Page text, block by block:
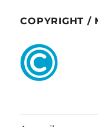
COPYRIGHT /